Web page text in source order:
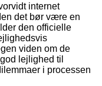
internet
det bør være en
den officielle
viden om de
lejlighed til
i processen